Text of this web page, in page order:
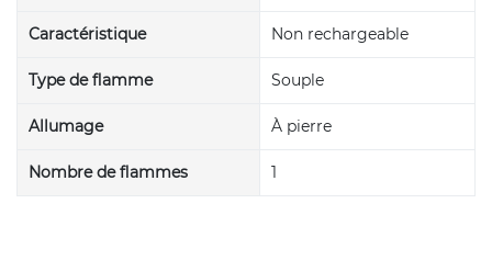
Caractéristique Non rechargeable
Type de flamme Souple
Allumage À pierre
Nombre de flammes 1